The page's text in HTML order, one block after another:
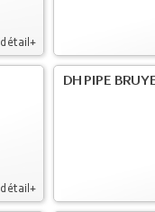
détail+
détail+
DH PIPE